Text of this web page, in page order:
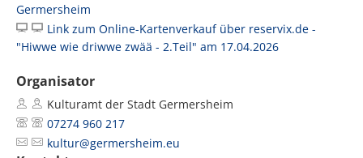
Germersheim
Link zum Online-Kartenverkauf über reservix.de -
"Hiwwe wie driwwe zwää - 2.Teil" am 17.04.2026
Organisator
Kulturamt der Stadt Germersheim
07274 960 217
kultur@germersheim.eu